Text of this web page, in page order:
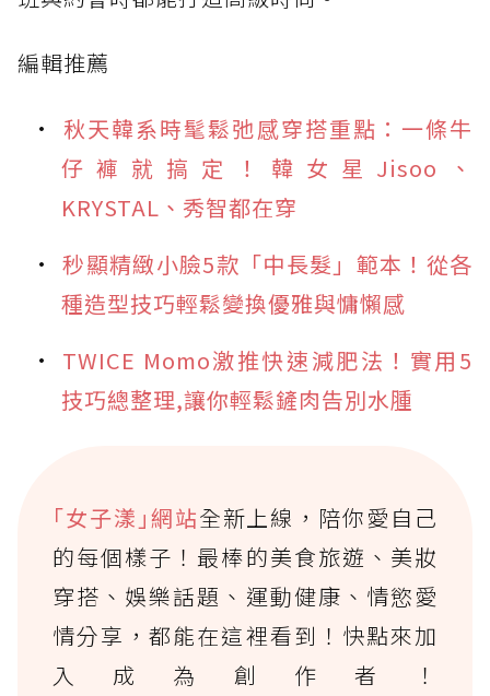
編輯推薦
秋天韓系時髦鬆弛感穿搭重點：一條牛
仔褲就搞定！韓女星Jisoo、
KRYSTAL、秀智都在穿
秒顯精緻小臉5款「中長髮」範本！從各
種造型技巧輕鬆變換優雅與慵懶感
TWICE Momo激推快速減肥法！實用5
技巧總整理,讓你輕鬆鏟肉告別水腫
｢女子漾｣網站全新上線，陪你愛自己
的每個樣子！最棒的美食旅遊、美妝
穿搭、娛樂話題、運動健康、情慾愛
情分享，都能在這裡看到！快點來加
入成為創作者！